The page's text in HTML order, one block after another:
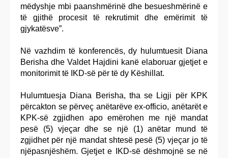
mëdyshje mbi paanshmërinë dhe besueshmërinë e
të gjithë procesit të rekrutimit dhe emërimit të
gjykatësve”.
Në vazhdim të konferencës, dy hulumtuesit Diana
Berisha dhe Valdet Hajdini kanë elaboruar gjetjet e
monitorimit të IKD-së për të dy Këshillat.
Hulumtuesja Diana Berisha, tha se Ligji për KPK
përcakton se përveç anëtarëve ex-officio, anëtarët e
KPK-së zgjidhen apo emërohen me një mandat
pesë (5) vjeçar dhe se një (1) anëtar mund të
zgjidhet për një mandat shtesë pesë (5) vjeçar jo të
njëpasnjëshëm. Gjetjet e IKD-së dëshmojnë se në